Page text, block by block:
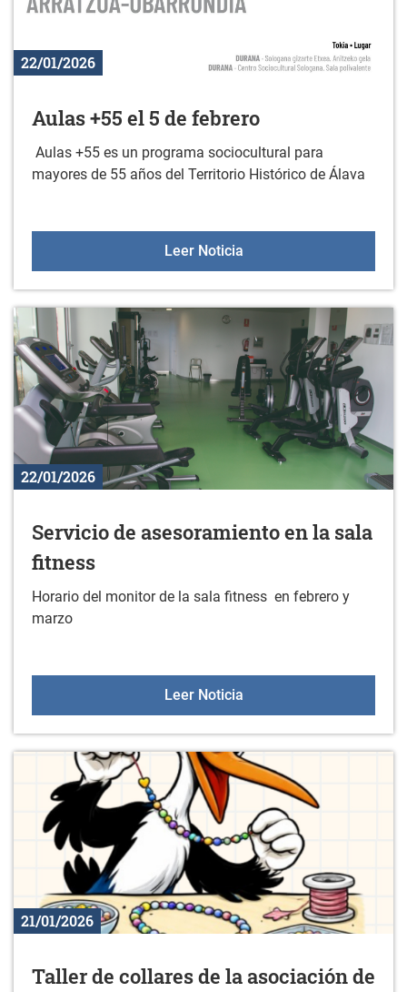
22/01/2026
Aulas +55 el 5 de febrero
Aulas +55 es un programa sociocultural para
mayores de 55 años del Territorio Histórico de Álava
Leer NoticiaAulas +55 el 5 de febrero
22/01/2026
Servicio de asesoramiento en la sala
fitness
Horario del monitor de la sala fitness en febrero y
marzo
Leer NoticiaServicio de
21/01/2026
Taller de collares de la asociación de